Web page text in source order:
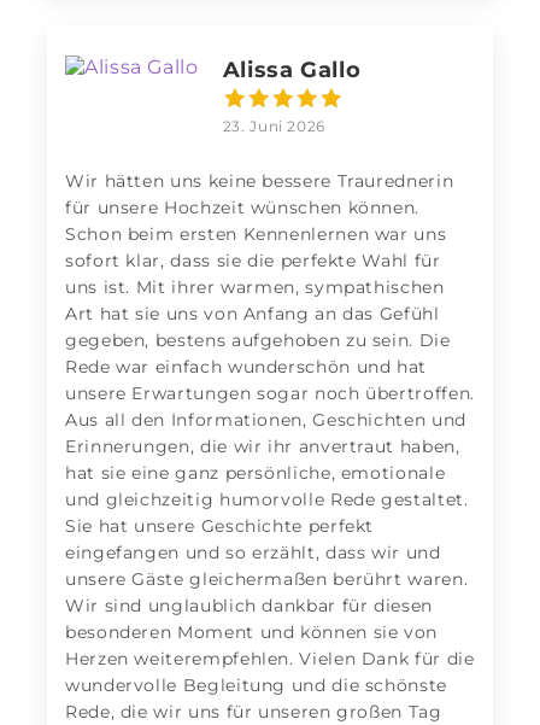
Alissa Gallo
23. Juni 2026
Wir hätten uns keine bessere Traurednerin
für unsere Hochzeit wünschen können.
Schon beim ersten Kennenlernen war uns
sofort klar, dass sie die perfekte Wahl für
uns ist. Mit ihrer warmen, sympathischen
Art hat sie uns von Anfang an das Gefühl
gegeben, bestens aufgehoben zu sein. Die
Rede war einfach wunderschön und hat
unsere Erwartungen sogar noch übertroffen.
Aus all den Informationen, Geschichten und
Erinnerungen, die wir ihr anvertraut haben,
hat sie eine ganz persönliche, emotionale
und gleichzeitig humorvolle Rede gestaltet.
Sie hat unsere Geschichte perfekt
eingefangen und so erzählt, dass wir und
unsere Gäste gleichermaßen berührt waren.
Wir sind unglaublich dankbar für diesen
besonderen Moment und können sie von
Herzen weiterempfehlen. Vielen Dank für die
wundervolle Begleitung und die schönste
Rede, die wir uns für unseren großen Tag